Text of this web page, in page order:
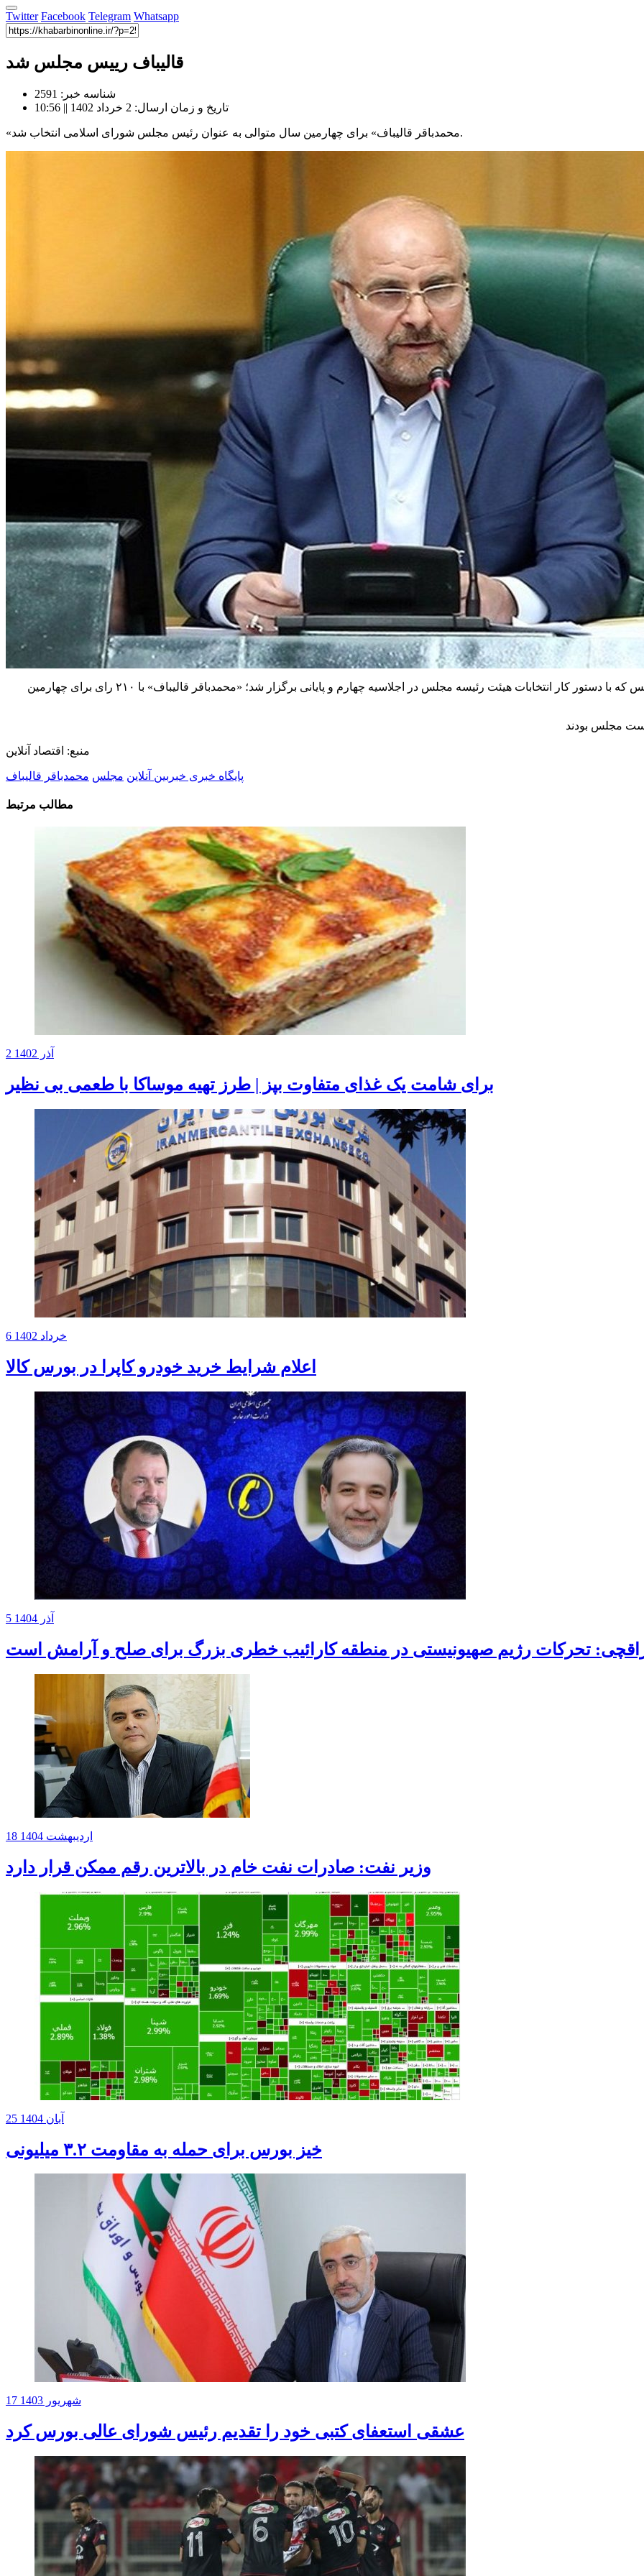
Twitter Facebook Telegram Whatsapp
قالیباف رییس مجلس شد
شناسه خبر: 2591
تاریخ و زمان ارسال: 2 خرداد 1402 || 10:56
«محمدباقر قالیباف» برای چهارمین سال متوالی به عنوان رئیس مجلس شورای اسلامی انتخاب شد.
: در نشست علنی صبح امروز (سه شنبه) مجلس که با دستور کار انتخابات هیئت رئیسه مجلس در اجلاسیه چهارم و پایانی برگزار شد؛ «محمدباقر قالیباف» با ۲۱۰ رای برای چهارمین
منبع: اقتصاد آنلاین
پایگاه خبری خبربین آنلاین مجلس محمدباقر قالیباف
مطالب مرتبط
2 آذر 1402
برای شامت یک غذای متفاوت بپز | طرز تهیه موساکا با طعمی بی نظیر
6 خرداد 1402
اعلام شرایط خرید خودرو کاپرا در بورس کالا
5 آذر 1404
تحرکات رژیم صهیونیستی در منطقه کارائیب خطری بزرگ برای صلح و آرامش است
18 اردیبهشت 1404
وزیر نفت: صادرات نفت خام در بالاترین رقم ممکن قرار دارد
25 آبان 1404
خیز بورس برای حمله به مقاومت ۳.۲ میلیونی
17 شهریور 1403
عشقی استعفای کتبی خود را تقدیم رئیس شورای عالی بورس کرد